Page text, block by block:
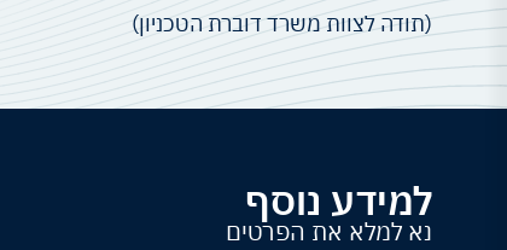
(תודה לצוות משרד דוברת הטכניון)
למידע נוסף
נא למלא את הפרטים